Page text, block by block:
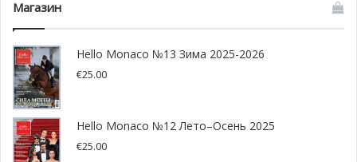
Магазин
Hello Monaco №13 Зима 2025-2026
€25.00
Hello Monaco №12 Лето–Осень 2025
€25.00